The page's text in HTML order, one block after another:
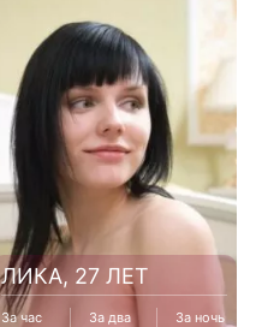
ЛИКА, 27 ЛЕТ
За час За два За ночь